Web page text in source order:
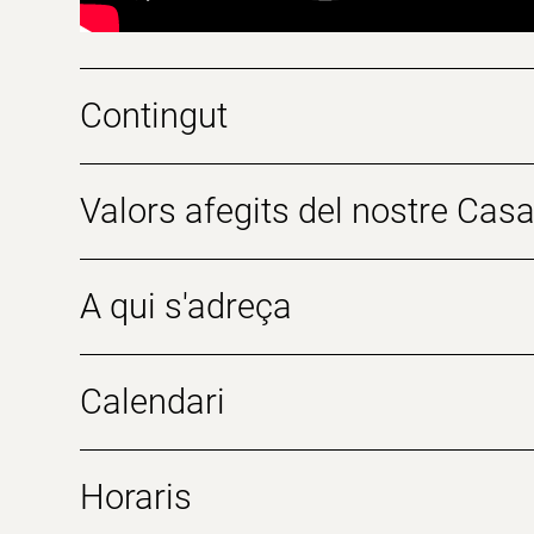
Contingut
Valors afegits del nostre
A qui s'adreça
Calendari
Horaris